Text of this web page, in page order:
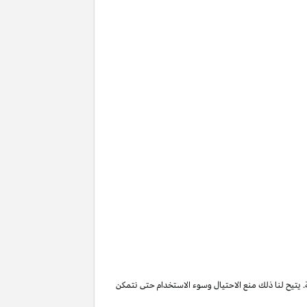
يتيح لنا ذلك منع الاحتيال وسوء الاستخدام حتى نتمكن